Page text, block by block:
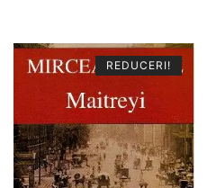
REDUCERI!